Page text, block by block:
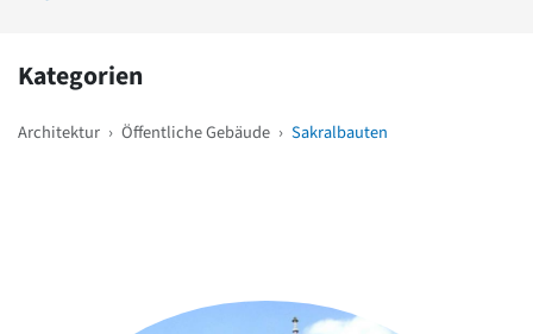
Kategorien
Architektur › Öffentliche Gebäude › Sakralbauten